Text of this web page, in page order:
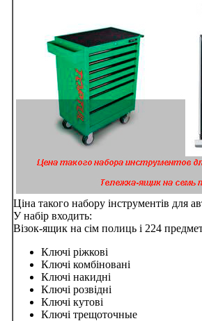
Ціна такого набору інструментів для
У набір входить:
Візок-ящик на сім полиць і 224
Ключі ріжкові
Ключі комбіновані
Ключі накидні
Ключі розвідні
Ключі кутові
Ключі трещоточные